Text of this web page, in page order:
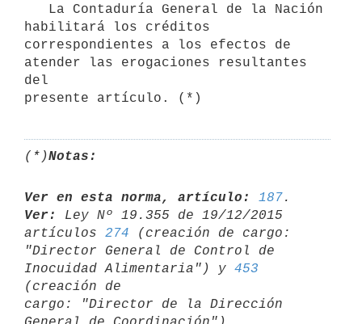
habilitará los créditos
correspondientes a los efectos de
atender las erogaciones resultantes
del
presente artículo. (*)
(*)Notas:
Ver en esta norma, artículo: 187
Ver:
Ley Nº 19.355 de 19/12/2015
artículos 274 (creación de cargo:
"Director General de Control de
Inocuidad Alimentaria") y 453
(creación de
cargo: "Director de la Dirección